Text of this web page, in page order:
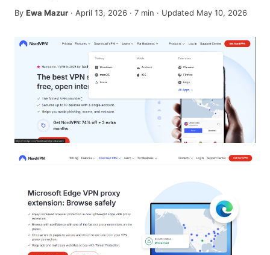
By Ewa Mazur · April 13, 2026 · 7 min · Updated May 10, 2026